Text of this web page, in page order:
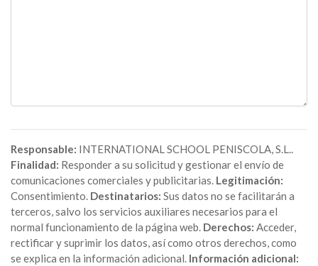
Responsable: INTERNATIONAL SCHOOL PENISCOLA, S.L..
Finalidad: Responder a su solicitud y gestionar el envío de
comunicaciones comerciales y publicitarias. Legitimación:
Consentimiento. Destinatarios: Sus datos no se facilitarán a
terceros, salvo los servicios auxiliares necesarios para el
normal funcionamiento de la página web. Derechos: Acceder,
rectificar y suprimir los datos, así como otros derechos, como
se explica en la información adicional. Información adicional: